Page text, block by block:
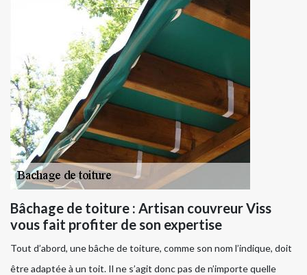
Bâchage de toiture : Artisan couvreur Viss
vous fait profiter de son expertise
Tout d’abord, une bâche de toiture, comme son nom l’indique, doit
être adaptée à un toit. Il ne s’agit donc pas de n’importe quelle